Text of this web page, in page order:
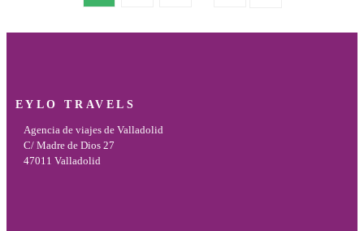
EYLO TRAVELS
Agencia de viajes de Valladolid
C/ Madre de Dios 27
47011 Valladolid